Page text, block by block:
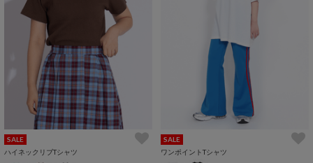
SALE
ハイネックリブTシャツ
SALE
ワンポイントTシャツ